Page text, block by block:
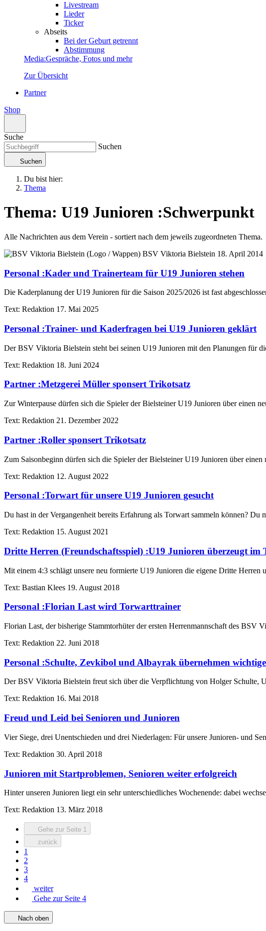
Livestream
Lieder
Ticker
Abseits
Bei der Geburt getrennt
Abstimmung
Media:Gespräche, Fotos und mehr
Zur Übersicht
Partner
Shop
Suche
Suchen
Suchen
Du bist hier:
Thema
Thema: U19 Junioren :Schwerpunkt
Alle Nachrichten aus dem Verein - sortiert nach dem jeweils zugeordneten Thema.
BSV Viktoria Bielstein 18. April 2014
Personal :Kader und Trainerteam für U19 Junioren stehen
Die Kaderplanung der U19 Junioren für die Saison 2025/2026 ist fast
Text: Redaktion 17. Mai 2025
Personal :Trainer- und Kaderfragen bei U19 Junioren geklärt
Der BSV Viktoria Bielstein steht bei seinen U19 Junioren mit den Planungen für
Text: Redaktion 18. Juni 2024
Partner :Metzgerei Müller sponsert Trikotsatz
Zur Winterpause dürfen sich die Spieler der Bielsteiner U19 Junioren über einen
Text: Redaktion 21. Dezember 2022
Partner :Roller sponsert Trikotsatz
Zum Saisonbeginn dürfen sich die Spieler der Bielsteiner U19 Junioren über
Text: Redaktion 12. August 2022
Personal :Torwart für unsere U19 Junioren gesucht
Du hast in der Vergangenheit bereits Erfahrung als Torwart sammeln können? Du
Text: Redaktion 15. August 2021
Dritte Herren (Freundschaftsspiel) :U19 Junioren überzeugt im
Mit einem 4:3 schlägt unsere neu formierte U19 Junioren die eigene Dritte Herren
Text: Bastian Klees 19. August 2018
Personal :Florian Last wird Torwarttrainer
Florian Last, der bisherige Stammtorhüter der ersten Herrenmannschaft des BSV
Text: Redaktion 22. Juni 2018
Personal :Schulte, Zevkibol und Albayrak übernehmen
Der BSV Viktoria Bielstein freut sich über die Verpflichtung von Holger Schulte,
Text: Redaktion 16. Mai 2018
Freud und Leid bei Senioren und Junioren
Vier Siege, drei Unentschieden und drei Niederlagen: Für unsere Junioren- und
Text: Redaktion 30. April 2018
Junioren mit Startproblemen, Senioren weiter erfolgreich
Hinter unseren Junioren liegt ein sehr unterschiedliches Wochenende: dabei
Text: Redaktion 13. März 2018
Gehe zur Seite 1
zurück
1
2
3
4
weiter
Gehe zur Seite 4
Nach oben